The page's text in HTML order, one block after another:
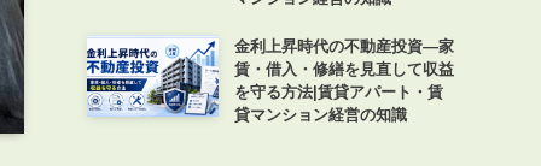
金利上昇時代の不動産投資―家
賃・借入・修繕を見直して収益
を守る方法|賃貸アパート・賃
貸マンション経営の知識